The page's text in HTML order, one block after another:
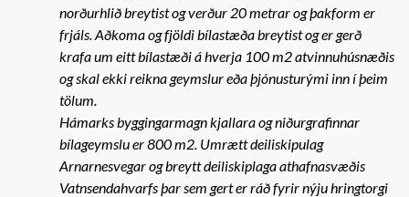
norðurhlið breytist og verður 20 metrar og þakform er
frjáls. Aðkoma og fjöldi bílastæða breytist og er gerð
krafa um eitt bílastæði á hverja 100 m2 atvinnuhúsnæðis
og skal ekki reikna geymslur eða þjónusturými inn í þeim
tölum.
Hámarks byggingarmagn kjallara og niðurgrafinnar
bílageymslu er 800 m2. Umrætt deiliskipulag
Arnarnesvegar og breytt deiliskiplaga athafnasvæðis
Vatnsendahvarfs þar sem gert er ráð fyrir nýju hringtorgi